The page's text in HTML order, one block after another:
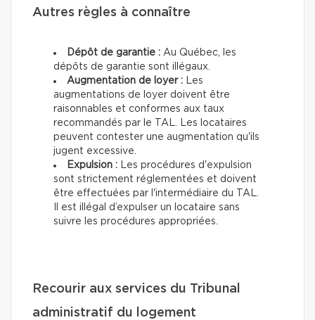
Autres règles à connaître
Dépôt de garantie : Au Québec, les
dépôts de garantie sont illégaux.
Augmentation de loyer : Les
augmentations de loyer doivent être
raisonnables et conformes aux taux
recommandés par le TAL. Les locataires
peuvent contester une augmentation qu'ils
jugent excessive.
Expulsion : Les procédures d'expulsion
sont strictement réglementées et doivent
être effectuées par l'intermédiaire du TAL.
Il est illégal d’expulser un locataire sans
suivre les procédures appropriées.
Recourir aux services du Tribunal
administratif du logement